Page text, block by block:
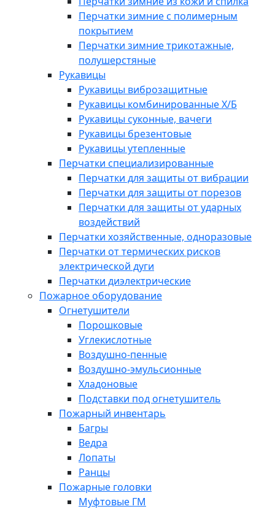
Перчатки зимние с полимерным
покрытием
Перчатки зимние трикотажные,
полушерстяные
Рукавицы
Рукавицы виброзащитные
Рукавицы комбинированные Х/Б
Рукавицы суконные, вачеги
Рукавицы брезентовые
Рукавицы утепленные
Перчатки специализированные
Перчатки для защиты от вибрации
Перчатки для защиты от порезов
Перчатки для защиты от ударных
воздействий
Перчатки хозяйственные, одноразовые
Перчатки от термических рисков
электрической дуги
Перчатки диэлектрические
Пожарное оборудование
Огнетушители
Порошковые
Углекислотные
Воздушно-пенные
Воздушно-эмульсионные
Хладоновые
Подставки под огнетушитель
Пожарный инвентарь
Багры
Ведра
Лопаты
Ранцы
Пожарные головки
Муфтовые ГМ